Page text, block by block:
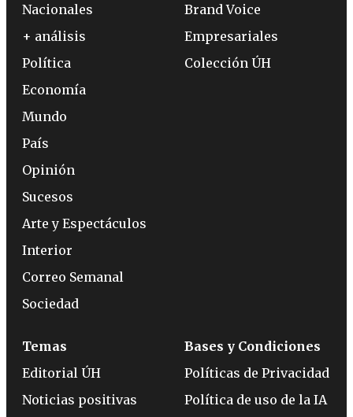
Nacionales
+ análisis
Política
Economía
Mundo
País
Opinión
Sucesos
Arte y Espectáculos
Interior
Correo Semanal
Sociedad
Brand Voice
Empresariales
Colección ÚH
Temas
Editorial ÚH
Noticias positivas
Bases y Condiciones
Políticas de Privacidad
Política de uso de la IA